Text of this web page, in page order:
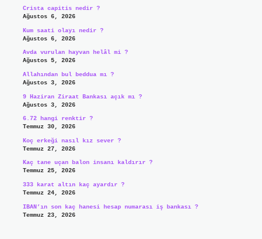
Crista capitis nedir ?
Ağustos 6, 2026
Kum saati olayı nedir ?
Ağustos 6, 2026
Avda vurulan hayvan helâl mi ?
Ağustos 5, 2026
Allahından bul beddua mı ?
Ağustos 3, 2026
9 Haziran Ziraat Bankası açık mı ?
Ağustos 3, 2026
6.72 hangi renktir ?
Temmuz 30, 2026
Koç erkeği nasıl kız sever ?
Temmuz 27, 2026
Kaç tane uçan balon insanı kaldırır ?
Temmuz 25, 2026
333 karat altın kaç ayardır ?
Temmuz 24, 2026
IBAN’ın son kaç hanesi hesap numarası iş bankası ?
Temmuz 23, 2026